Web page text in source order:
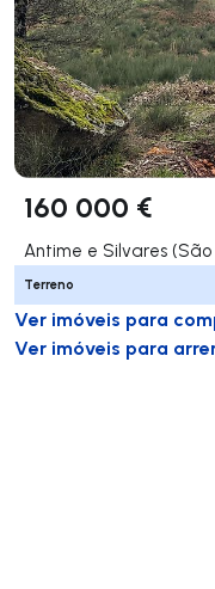
160 000 €
Antime e Silvares
Terreno
Ver imóveis para
Ver imóveis para